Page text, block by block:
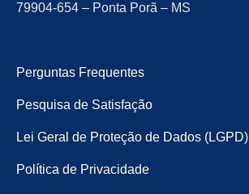
79904-654 – Ponta Porã – MS
Perguntas Frequentes
Pesquisa de Satisfação
Lei Geral de Proteção de Dados (LGPD)
Política de Privacidade